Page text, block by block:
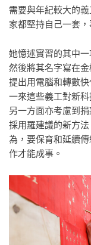
需要與年紀較大的
家都堅持自己一套，
她憶述實習的其中
然後將其名字寫在
提出用電腦和轉數
一來這些義工對新
另一方面亦考慮到
採用羅建議的新方
為，要保育和延續
作才能成事。